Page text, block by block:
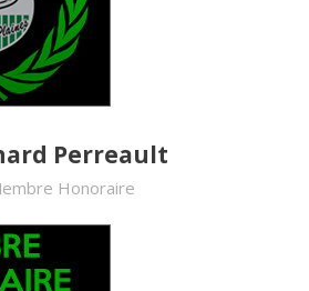
Perreault
Honoraire